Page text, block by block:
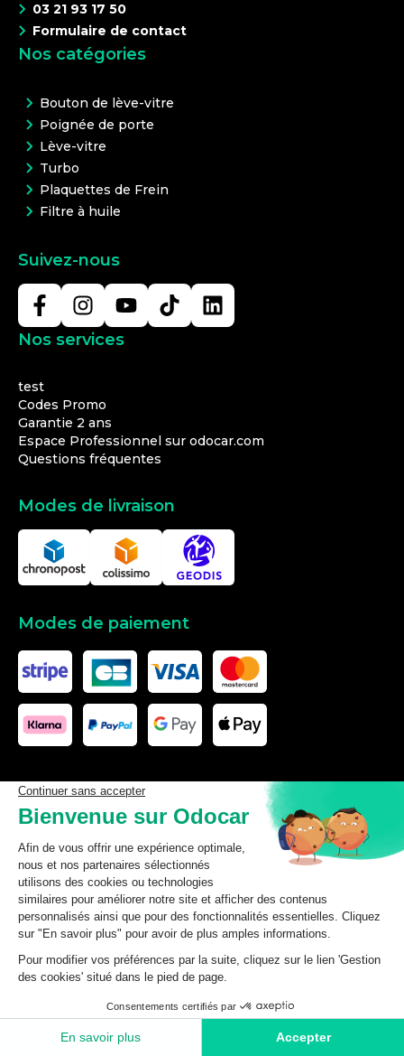
03 21 93 17 50
Formulaire de contact
Nos catégories
Bouton de lève-vitre
Poignée de porte
Lève-vitre
Turbo
Plaquettes de Frein
Filtre à huile
Suivez-nous
Nos services
test
Codes Promo
Garantie 2 ans
Espace Professionnel sur odocar.com
Questions fréquentes
Modes de livraison
Modes de paiement
Les données affichées ici, particulièrement la base de donnée
complète, ne doivent pas être copiées. Il est interdit d’exploiter les
données ou la base de données complète, de laisser un tiers les
exploiter, ni de les rendre accessible à un tiers, sans accord
préalable de TecDoc. Toute infraction constitue une violation des
droits d’auteur et fera l’objet de poursuites.
odocar2026©
CGV Particuliers
CGV Professionnels
Données personnelles
Gestion des cookies